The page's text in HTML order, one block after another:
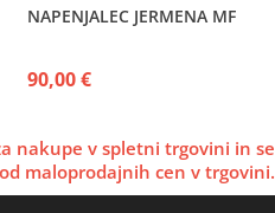
NAPENJALEC JERMENA MF
90,00 €
nakupe v spletni trgovini in se
maloprodajnih cen v trgovini.